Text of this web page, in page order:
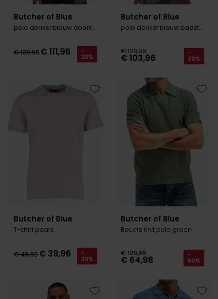
Butcher of Blue
polo donkerblauw doorknoop gebreid
€ 139,95€ 111,96 -
20%
Butcher of Blue
polo donkerblauw badstof
€ 129,95
€ 103,96 -
20%
Butcher of Blue
T-shirt paars
€ 49,95€ 39,96 -
20%
Toevoegen aan favorieten
Butcher of Blue
Boucle knit polo groen
€ 129,95
€ 64,98 -
50%